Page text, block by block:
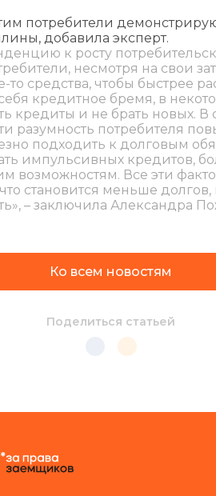
потребители
добавила эксперт.
к росту
несмотря на свои
то средства, чтобы быстрее
кредитное бремя, в
кредиты и не брать новых. В
разумность потребителя
подходить к долговым
импульсивных кредитов,
возможностям. Все эти
становится меньше
– заключила Александра
Ко всем новостям
Поделиться статьей